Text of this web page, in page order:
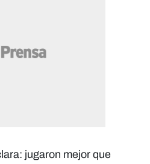
jugaron mejor que